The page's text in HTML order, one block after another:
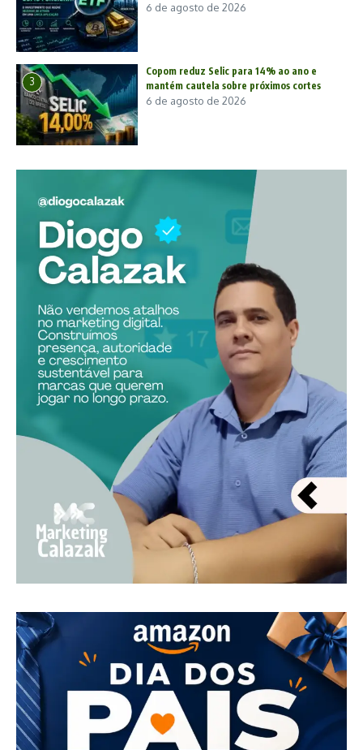
6 de agosto de 2026
3
Copom reduz Selic para 14% ao ano e
mantém cautela sobre próximos cortes
6 de agosto de 2026